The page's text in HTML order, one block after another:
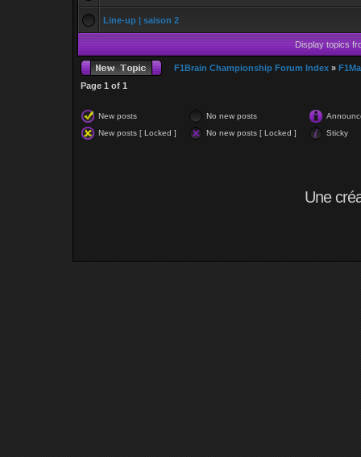
Line-up | saison 2
Display topics
F1Brain Championship Forum Index »
Page 1 of 1
New posts No new posts
New posts [ Locked ]
No new posts [ Locked ] Sticky
Une